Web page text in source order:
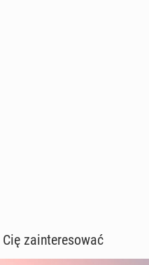
zainteresować